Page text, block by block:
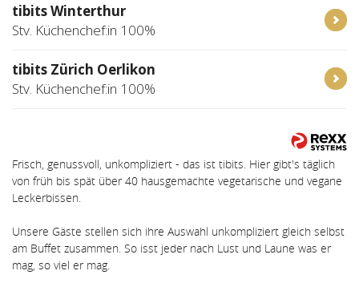
tibits Winterthur
Stv. Küchenchef:in 100%
tibits Zürich Oerlikon
Stv. Küchenchef:in 100%
Frisch, genussvoll, unkompliziert - das ist tibits. Hier gibt's täglich
von früh bis spät über 40 hausgemachte vegetarische und vegane
Leckerbissen.
Unsere Gäste stellen sich ihre Auswahl unkompliziert gleich selbst
am Buffet zusammen. So isst jeder nach Lust und Laune was er
mag, so viel er mag.